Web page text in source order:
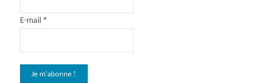
E-mail *